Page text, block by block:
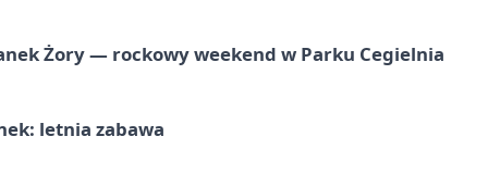
Żory — rockowy weekend w Parku Cegielnia
letnia zabawa